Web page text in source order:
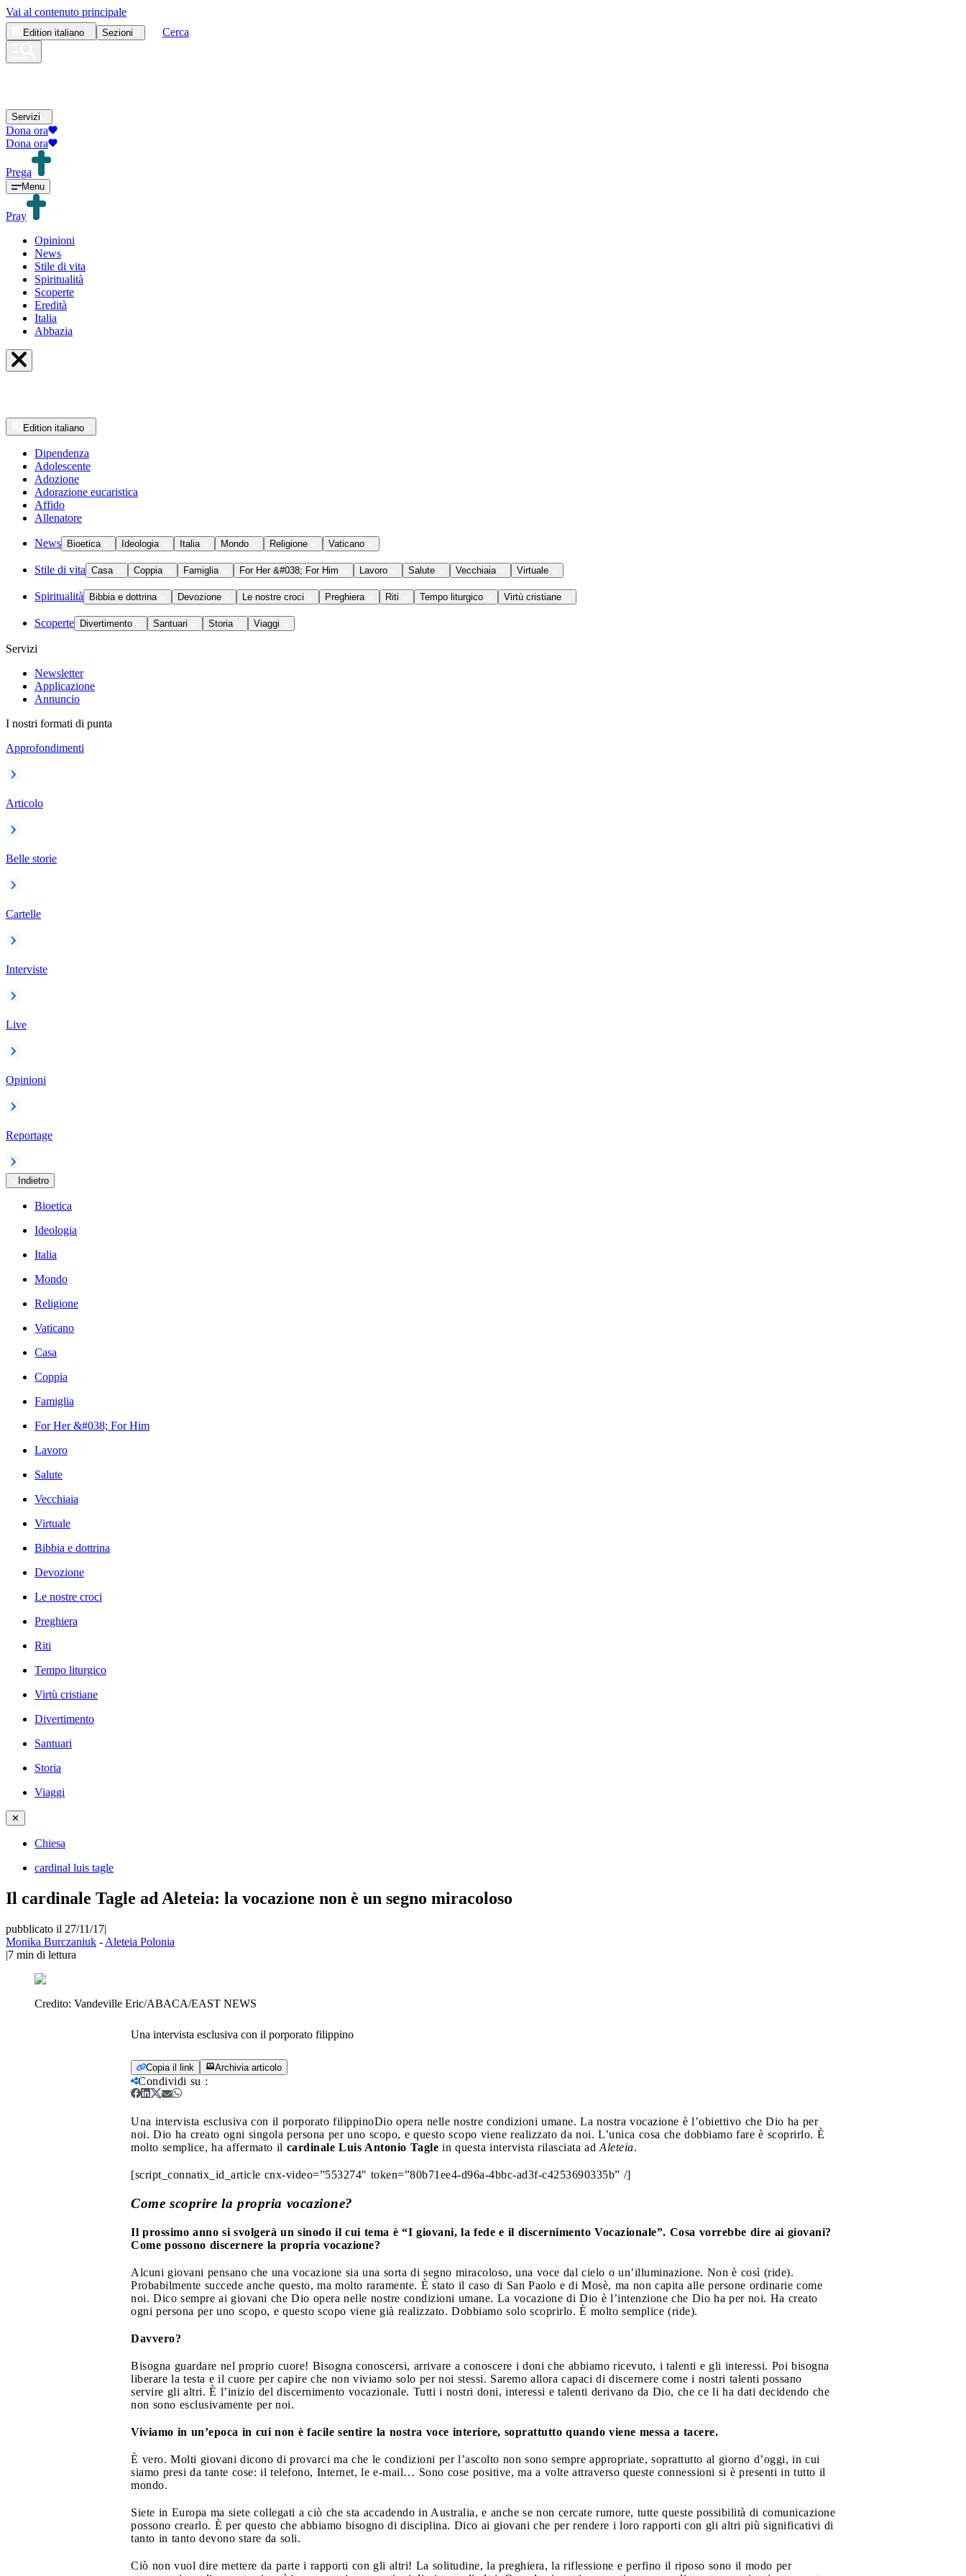
Vai al contenuto principale
Edition italiano Sezioni Cerca
Servizi
Dona ora
Dona ora
Prega
Menu
Pray
Opinioni
News
Stile di vita
Spiritualità
Scoperte
Eredità
Italia
Abbazia
Edition italiano
Dipendenza
Adolescente
Adozione
Adorazione eucaristica
Affido
Allenatore
News Bioetica Ideologia Italia Mondo Religione Vaticano
Stile di vita Casa Coppia Famiglia For Her &#038; For Him Lavoro Salute Vecchiaia Virtuale
Spiritualità Bibbia e dottrina Devozione Le nostre croci Preghiera Riti Tempo liturgico Virtù cristiane
Scoperte Divertimento Santuari Storia Viaggi
Servizi
Newsletter
Applicazione
Annuncio
I nostri formati di punta
Approfondimenti
Articolo
Belle storie
Cartelle
Interviste
Live
Opinioni
Reportage
Indietro
Bioetica
Ideologia
Italia
Mondo
Religione
Vaticano
Casa
Coppia
Famiglia
For Her &#038; For Him
Lavoro
Salute
Vecchiaia
Virtuale
Bibbia e dottrina
Devozione
Le nostre croci
Preghiera
Riti
Tempo liturgico
Virtù cristiane
Divertimento
Santuari
Storia
Viaggi
✕
Chiesa
cardinal luis tagle
Il cardinale Tagle ad Aleteia: la vocazione non è un segno miracoloso
pubblicato il 27/11/17|
Monika Burczaniuk - Aleteia Polonia
|7 min di lettura
Credito: Vandeville Eric/ABACA/EAST NEWS
Una intervista esclusiva con il porporato filippino
Copia il link Archivia articolo
Condividi su :
Una intervista esclusiva con il porporato filippinoDio opera nelle nostre condizioni umane. La nostra vocazione è l’obiettivo che Dio ha per
noi. Dio ha creato ogni singola persona per uno scopo, e questo scopo viene realizzato da noi. L’unica cosa che dobbiamo fare è scoprirlo. È
molto semplice, ha affermato il cardinale Luis Antonio Tagle in questa intervista rilasciata ad Aleteia.
[script_connatix_id_article cnx-video=”553274″ token=”80b71ee4-d96a-4bbc-ad3f-c4253690335b” /]
Come scoprire la propria vocazione?
Il prossimo anno si svolgerà un sinodo il cui tema è “I giovani, la fede e il discernimento Vocazionale”. Cosa vorrebbe dire ai giovani?
Come possono discernere la propria vocazione?
Alcuni giovani pensano che una vocazione sia una sorta di segno miracoloso, una voce dal cielo o un’illuminazione. Non è così (ride).
Probabilmente succede anche questo, ma molto raramente. È stato il caso di San Paolo e di Mosè, ma non capita alle persone ordinarie come
noi. Dico sempre ai giovani che Dio opera nelle nostre condizioni umane. La vocazione di Dio è l’intenzione che Dio ha per noi. Ha creato
ogni persona per uno scopo, e questo scopo viene già realizzato. Dobbiamo solo scoprirlo. È molto semplice (ride).
Davvero?
Bisogna guardare nel proprio cuore! Bisogna conoscersi, arrivare a conoscere i doni che abbiamo ricevuto, i talenti e gli interessi. Poi bisogna
liberare la testa e il cuore per capire che non viviamo solo per noi stessi. Saremo allora capaci di discernere come i nostri talenti possano
servire gli altri. È l’inizio del discernimento vocazionale. Tutti i nostri doni, interessi e talenti derivano da Dio, che ce li ha dati decidendo che
non sono esclusivamente per noi.
Viviamo in un’epoca in cui non è facile sentire la nostra voce interiore, soprattutto quando viene messa a tacere.
È vero. Molti giovani dicono di provarci ma che le condizioni per l’ascolto non sono sempre appropriate, soprattutto al giorno d’oggi, in cui
siamo presi da tante cose: il telefono, Internet, le e-mail… Sono cose positive, ma a volte attraverso queste connessioni si è presenti in tutto il
mondo.
Siete in Europa ma siete collegati a ciò che sta accadendo in Australia, e anche se non cercate rumore, tutte queste possibilità di comunicazione
possono crearlo. È per questo che abbiamo bisogno di disciplina. Dico ai giovani che per rendere i loro rapporti con gli altri più significativi di
tanto in tanto devono stare da soli.
Ciò non vuol dire mettere da parte i rapporti con gli altri! La solitudine, la preghiera, la riflessione e perfino il riposo sono il modo per